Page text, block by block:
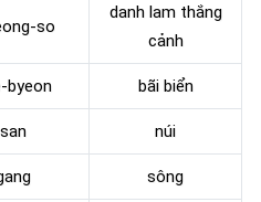
so
danh lam thắng
cảnh
byeon bãi biển
san núi
sông